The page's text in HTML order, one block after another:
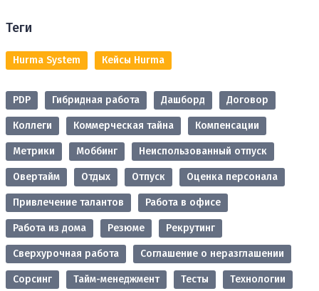
Теги
Hurma System Кейсы Hurma
PDP Гибридная работа Дашборд Договор
Коллеги Коммерческая тайна Компенсации
Метрики Моббинг Неиспользованный отпуск
Овертайм Отдых Отпуск Оценка персонала
Привлечение талантов Работа в офисе
Работа из дома Резюме Рекрутинг
Сверхурочная работа Соглашение о неразглашении
Сорсинг Тайм-менеджмент Тесты Технологии